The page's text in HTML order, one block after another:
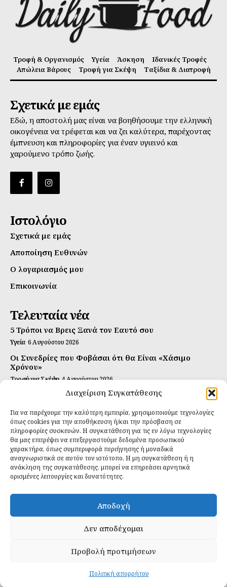
Διαχείριση Συγκατάθεσης
Για να παρέχουμε την καλύτερη εμπειρία, χρησιμοποιούμε τεχνολογίες
όπως cookies για την αποθήκευση ή/και την πρόσβαση σε
πληροφορίες συσκευών. Η συγκατάθεση για τις εν λόγω τεχνολογίες
θα μας επιτρέψει να επεξεργαστούμε δεδομένα προσωπικού
χαρακτήρα, όπως συμπεριφορά περιήγησης ή μοναδικά
αναγνωριστικά σε αυτόν τον ιστότοπο. Η μη συγκατάθεση ή η
ανάκληση της συγκατάθεσης, μπορεί να επηρεάσει αρνητικά
ορισμένες λειτουργίες και δυνατότητες.
Αποδοχή
Δεν αποδέχομαι
Προβολή προτιμήσεων
Πολιτική απορρήτου
Τροφή & Οργανισμός Υγεία Άσκηση
Ιδανικές Τροφές
Απώλεια Βάρους
Τροφή για Σκέψη Ταξίδια & Διατροφή
Σχετικά με εμάς
Εδώ, η αποστολή μας είναι να βοηθήσουμε την ελληνική
οικογένεια να τρέφεται και να ζει καλύτερα, παρέχοντας
έμπνευση και πληροφορίες για έναν υγιεινό και
χαρούμενο τρόπο ζωής.
Ιστολόγιο
Σχετικά με εμάς
Αποποίηση Ευθυνών
Ο λογαριασμός μου
Επικοινωνία
Τελευταία νέα
5 Τρόποι να Βρεις Ξανά τον Εαυτό σου
Υγεία 6 Αυγούστου 2026
Οι Συνεδρίες που Φοβάσαι ότι θα Είναι «Χάσιμο
Χρόνου»
Τροφή για Σκέψη 4 Αυγούστου 2026
Αυτή Είναι η Συνταγή για Τέλεια Κομπούτσα
Ιδανικές Τροφές 26 Ιουλίου 2026
Εγγραφείτε
ΕΓΓΡΑΦΉ
Έχω διαβάσει και δέχομαι τηνπολιτική απορρήτου
Creative.